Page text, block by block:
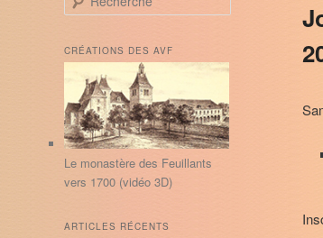
principal
secondaire
e
h
e
h
e
CRÉATIONS DES AVF
Le monastère des Feuillants
vers 1700 (vidéo 3D)
ARTICLES RÉCENTS